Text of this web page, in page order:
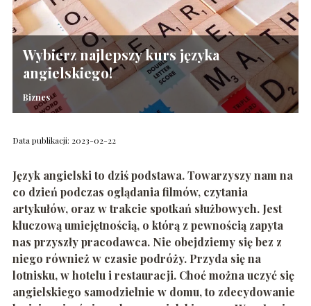
Wybierz najlepszy kurs języka
angielskiego!
Biznes
Data publikacji: 2023-02-22
Język angielski to dziś podstawa. Towarzyszy nam na
co dzień podczas oglądania filmów, czytania
artykułów, oraz w trakcie spotkań służbowych. Jest
kluczową umiejętnością, o którą z pewnością zapyta
nas przyszły pracodawca. Nie obejdziemy się bez z
niego również w czasie podróży. Przyda się na
lotnisku, w hotelu i restauracji. Choć można uczyć się
angielskiego samodzielnie w domu, to zdecydowanie